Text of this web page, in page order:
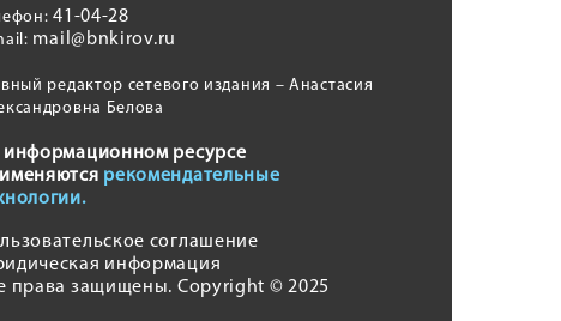
41-04-28
mail@bnkirov.ru
редактор сетевого издания – Анастасия
Белова
информационном ресурсе
рекомендательные
соглашение
информация
права защищены. Copyright © 2025